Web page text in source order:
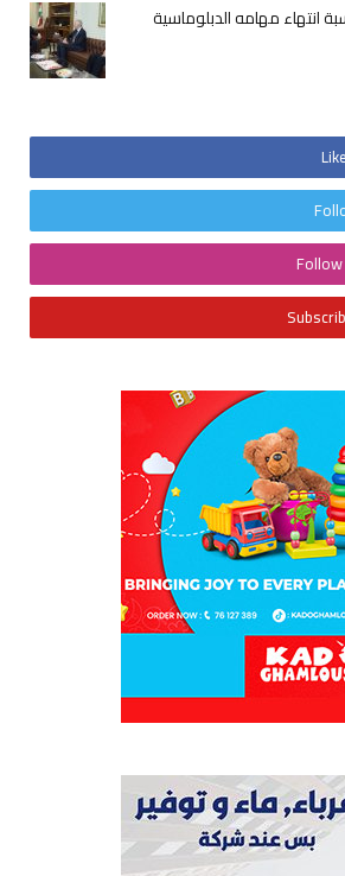
انتهاء مهامه الدبلوماسية